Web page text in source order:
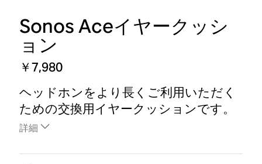
Sonos Aceイヤークッシ
ョン
￥7,980
ヘッドホンをより長くご利用いただく
ための交換用イヤークッションです。
詳細